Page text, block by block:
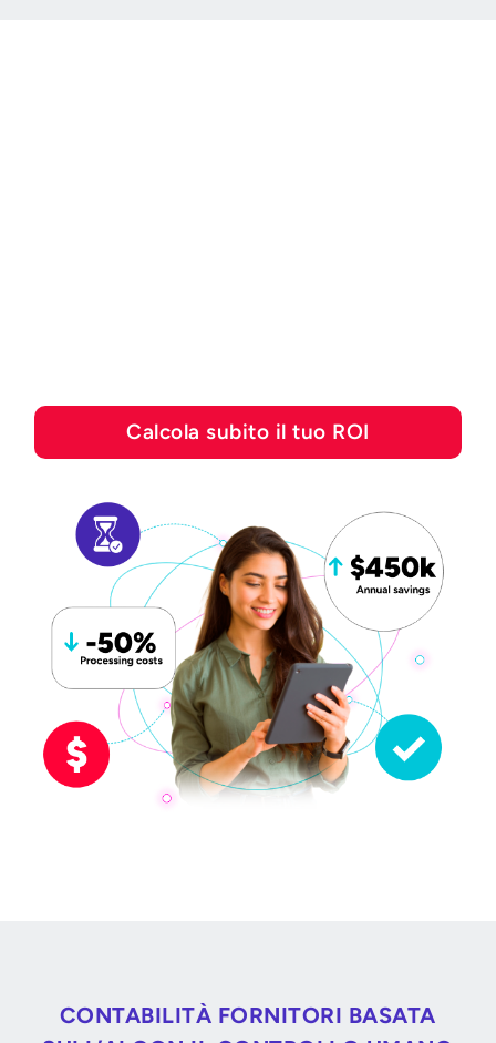
Calcola subito il tuo ROI
CONTABILITÀ FORNITORI BASATA